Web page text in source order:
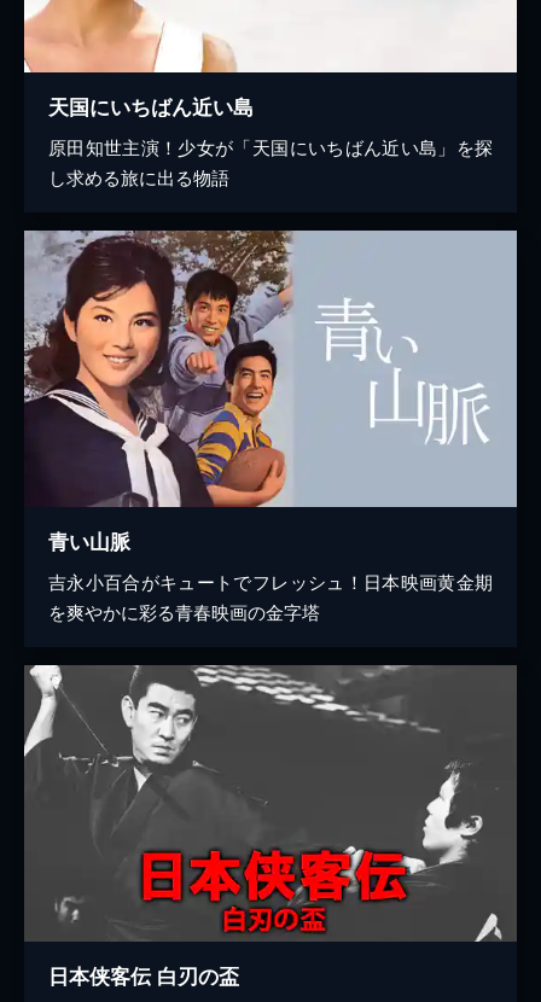
天国にいちばん近い島
原田知世主演！少女が「天国にいちばん近い島」を探
し求める旅に出る物語
青い山脈
吉永小百合がキュートでフレッシュ！日本映画黄金期
を爽やかに彩る青春映画の金字塔
日本侠客伝 白刃の盃